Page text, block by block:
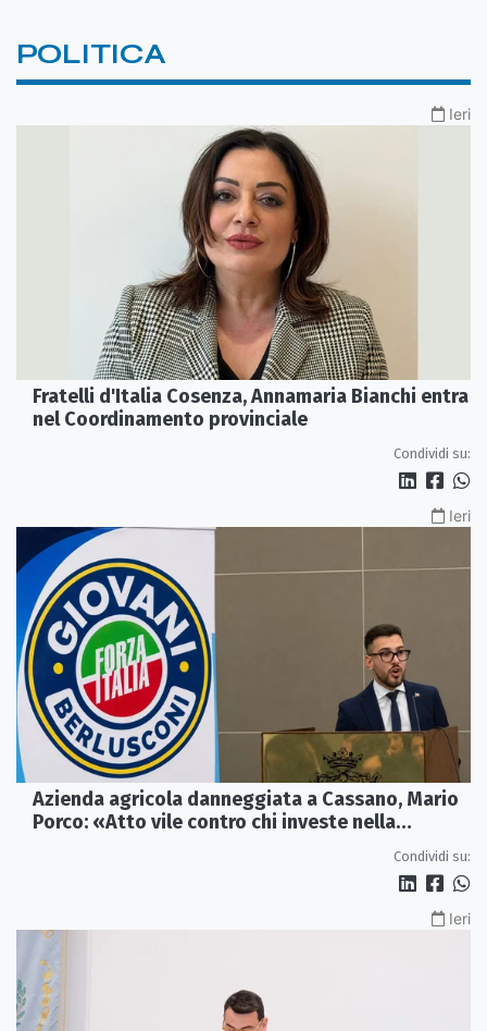
POLITICA
Ieri
Fratelli d'Italia Cosenza, Annamaria Bianchi entra
nel Coordinamento provinciale
Condividi su:
Ieri
Azienda agricola danneggiata a Cassano, Mario
Porco: «Atto vile contro chi investe nella
Condividi su:
Ieri